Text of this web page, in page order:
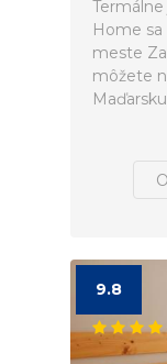
Home
meste
môžete
9.8